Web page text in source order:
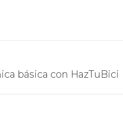
básica con HazTuBici